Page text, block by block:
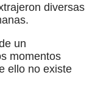
diversas
un
momentos
ello no existe